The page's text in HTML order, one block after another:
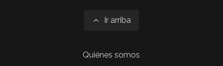
Ir arriba
Quiénes somos